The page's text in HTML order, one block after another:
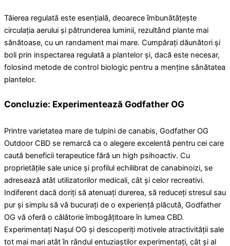
Tăierea regulată este esențială, deoarece îmbunătățește
circulația aerului și pătrunderea luminii, rezultând plante mai
sănătoase, cu un randament mai mare. Cumpărați dăunători și
boli prin inspectarea regulată a plantelor și, dacă este necesar,
folosind metode de control biologic pentru a menține sănătatea
plantelor.
Concluzie: Experimentează Godfather OG
Printre varietatea mare de tulpini de canabis, Godfather OG
Outdoor CBD se remarcă ca o alegere excelentă pentru cei care
caută beneficii terapeutice fără un high psihoactiv. Cu
proprietățile sale unice și profilul echilibrat de canabinoizi, se
adresează atât utilizatorilor medicali, cât și celor recreativi.
Indiferent dacă doriți să atenuați durerea, să reduceți stresul sau
pur și simplu să vă bucurați de o experiență plăcută, Godfather
OG vă oferă o călătorie îmbogățitoare în lumea CBD.
Experimentați Nașul OG și descoperiți motivele atractivității sale
tot mai mari atât în ​​rândul entuziaștilor experimentați, cât și al